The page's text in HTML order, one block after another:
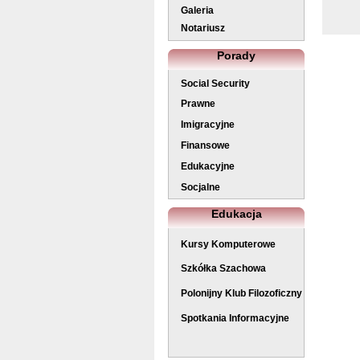
Galeria
Notariusz
Porady
Social Security
Prawne
Imigracyjne
Finansowe
Edukacyjne
Socjalne
Edukacja
Kursy Komputerowe
Szkółka Szachowa
Polonijny Klub Filozoficzny
Spotkania Informacyjne